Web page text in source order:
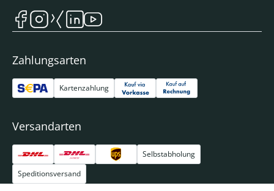
Zahlungsarten
Kartenzahlung
Versandarten
Selbstabholung
Speditionsversand